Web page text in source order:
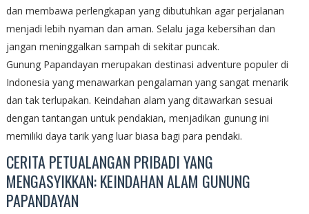
dan membawa perlengkapan yang dibutuhkan agar perjalanan
menjadi lebih nyaman dan aman. Selalu jaga kebersihan dan
jangan meninggalkan sampah di sekitar puncak.
Gunung Papandayan merupakan destinasi adventure populer di
Indonesia yang menawarkan pengalaman yang sangat menarik
dan tak terlupakan. Keindahan alam yang ditawarkan sesuai
dengan tantangan untuk pendakian, menjadikan gunung ini
memiliki daya tarik yang luar biasa bagi para pendaki.
CERITA PETUALANGAN PRIBADI YANG
MENGASYIKKAN: KEINDAHAN ALAM GUNUNG
PAPANDAYAN